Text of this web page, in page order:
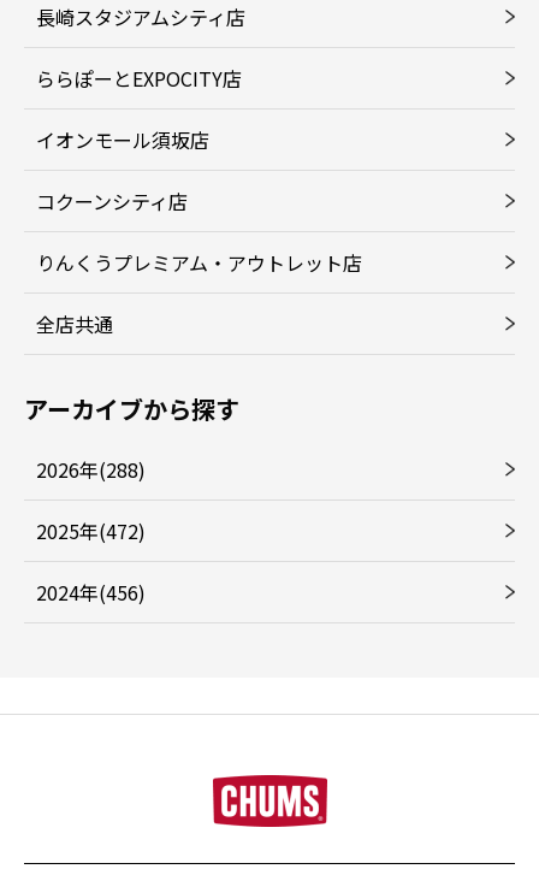
長崎スタジアムシティ店
ららぽーとEXPOCITY店
イオンモール須坂店
コクーンシティ店
りんくうプレミアム・アウトレット店
全店共通
アーカイブから探す
2026年(288)
2025年(472)
2024年(456)